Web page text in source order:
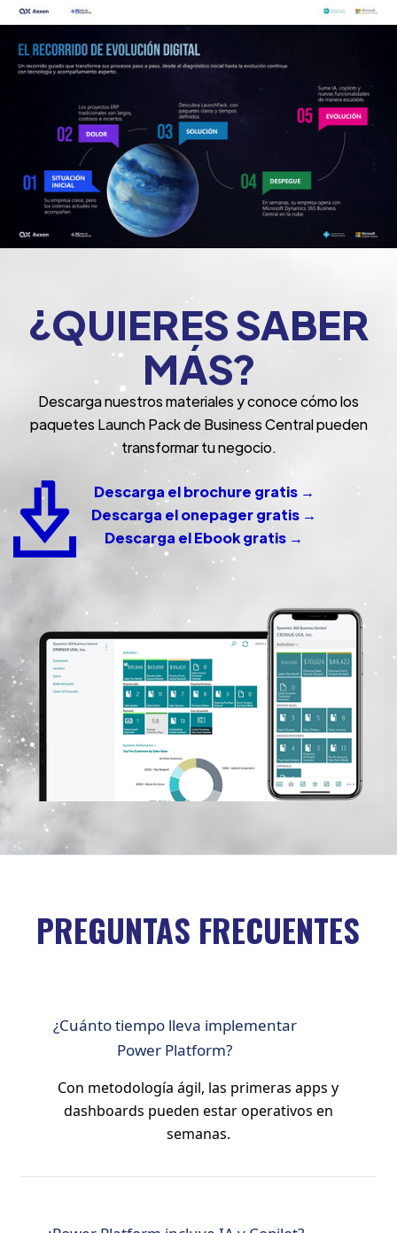
¿QUIERES SABER
MÁS?
Descarga nuestros materiales y conoce cómo los
paquetes Launch Pack de Business Central pueden
transformar tu negocio.
Descarga el brochure gratis →
Descarga el onepager gratis →
Descarga el Ebook gratis →
PREGUNTAS FRECUENTES
¿Cuánto tiempo lleva implementar
Power Platform?
Con metodología ágil, las primeras apps y
dashboards pueden estar operativos en
semanas.